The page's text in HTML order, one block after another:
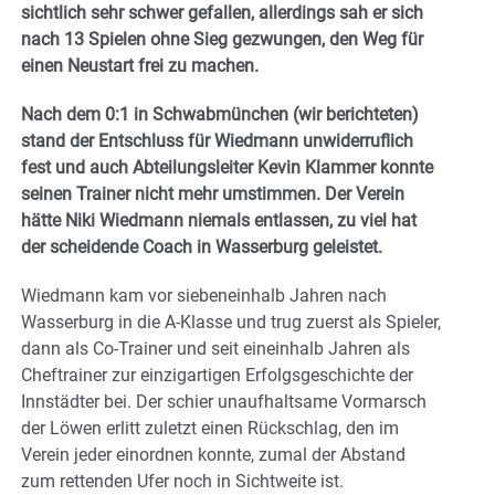
sichtlich sehr schwer gefallen, allerdings sah er sich
nach 13 Spielen ohne Sieg gezwungen, den Weg für
einen Neustart frei zu machen.
Nach dem 0:1 in Schwabmünchen (wir berichteten)
stand der Entschluss für Wiedmann unwiderruflich
fest und auch Abteilungsleiter Kevin Klammer konnte
seinen Trainer nicht mehr umstimmen. Der Verein
hätte Niki Wiedmann niemals entlassen, zu viel hat
der scheidende Coach in Wasserburg geleistet.
Wiedmann kam vor siebeneinhalb Jahren nach
Wasserburg in die A-Klasse und trug zuerst als Spieler,
dann als Co-Trainer und seit eineinhalb Jahren als
Cheftrainer zur einzigartigen Erfolgsgeschichte der
Innstädter bei. Der schier unaufhaltsame Vormarsch
der Löwen erlitt zuletzt einen Rückschlag, den im
Verein jeder einordnen konnte, zumal der Abstand
zum rettenden Ufer noch in Sichtweite ist.